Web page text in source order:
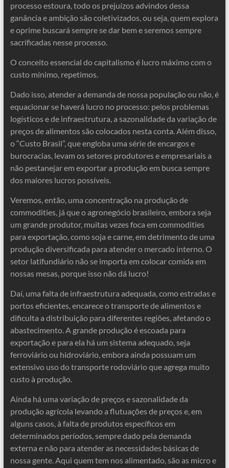
processo estoura, todo os prejuízos advindos dessa
ganância e ambição são coletivizados, ou seja, quem explora
e oprime buscará sempre se dar bem e seremos sempre
sacrificadas nesse processo.
O conceito essencial do capitalismo é lucro máximo com o
custo mínimo, repetimos.
Dado isso, atender a demanda de nossa população ou não, é
equacionar se haverá lucro no processo: pelos problemas
logísticos e de infraestrutura, a sazonalidade da variação de
preços de alimentos são colocados nesta conta. Além disso,
o “Custo Brasil”, que engloba uma série de encargos e
burocracias, levam os setores produtores e empresariais a
não pestanejar em exportar a produção em busca sempre
dos maiores lucros possíveis.
Veremos, então, uma concentração na produção de
commodities, já que o agronegócio brasileiro, embora seja
um grande produtor, muitas vezes foca em commodities
para exportação, como soja e carne, em detrimento de uma
produção diversificada para atender o mercado interno. O
setor latifundiário não se importa em colocar comida em
nossas mesas, porque isso não dá lucro!
Daí, uma falta de infraestrutura adequada, como estradas e
portos eficientes, encarece o transporte de alimentos e
dificulta a distribuição para diferentes regiões, afetando o
abastecimento. A grande produção é escoada para
exportação e para ela há um sistema adequado, seja
ferroviário ou hidroviário, embora ainda possuam um
extensivo uso do transporte rodoviário que agrega muito
custo à produção.
Ainda há uma variação de preços e sazonalidade da
produção agrícola levando a flutuações de preços e, em
alguns casos, à falta de produtos específicos em
determinados períodos, sempre dado pela demanda
externa e não para atender as necessidades básicas de
nossa gente. Aqui quem tem nos alimentado, são as micro e